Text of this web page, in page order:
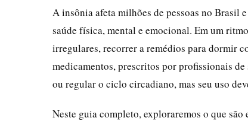
A insônia afeta milhões de pessoas no Brasil
saúde física, mental e emocional. Em um
irregulares, recorrer a remédios para dormir
medicamentos, prescritos por profissionais
ou regular o ciclo circadiano, mas seu uso
Neste guia completo, exploraremos o que